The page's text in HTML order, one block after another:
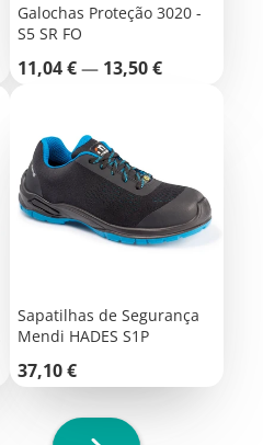
Galochas Proteção 3020 -
S5 SR FO
Preço
11,04 €— 13,50 €
Sapatilhas de Segurança
Mendi HADES S1P
Preço
37,10 €